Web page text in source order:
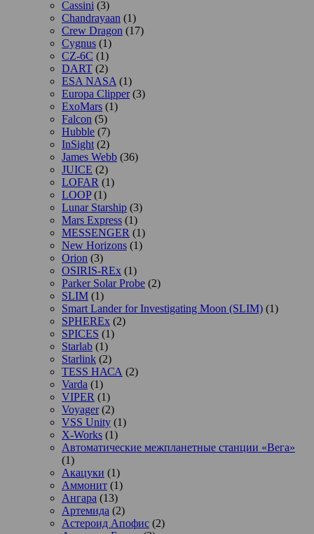
Cassini (3)
Chandrayaan (1)
Crew Dragon (17)
Cygnus (1)
CZ-6C (1)
DART (2)
ESA NASA (1)
Europa Clipper(3)
ExoMars (1)
Falcon (5)
Hubble (7)
InSight (2)
James Webb (36)
JUICE (2)
LOFAR (1)
LOOP(1)
Lunar Starship (3)
Mars Express (1)
MESSENGER (1)
New Horizons (1)
Orion (3)
OSIRIS-REx (1)
Parker Solar Probe (2)
SLIM (1)
Smart Lander for Investigating Moon (SLIM) (1)
SPHEREx (2)
SPICES (1)
Starlab (1)
Starlink (2)
TESS НАСА (2)
Varda (1)
VIPER (1)
Voyager(2)
VSS Unity (1)
X-Works (1)
Автоматические межпланетные станции «Вега»
(1)
Акацуки (1)
Аммонит (1)
Ангара (13)
Артемида (2)
Астероид Апофис (2)